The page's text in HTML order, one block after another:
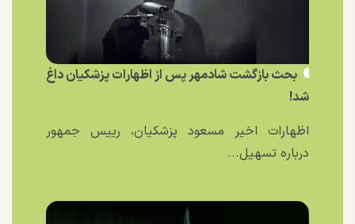
بحث بازگشت شادمهر پس از اظهارات پزشکیان داغ
شد!
اظهارات اخیر مسعود پزشکیان، رییس جمهور
درباره تسهیل...